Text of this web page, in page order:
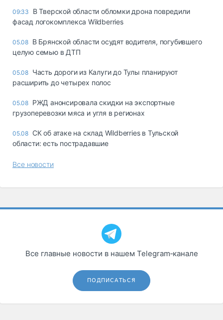
09:33
В Тверской области обломки дрона повредили
фасад логокомплекса Wildberries
05.08 В Брянской области осудят водителя, погубившего
целую семью в ДТП
05.08 Часть дороги из Калуги до Тулы планируют
расширить до четырех полос
05.08 РЖД анонсировала скидки на экспортные
грузоперевозки мяса и угля в регионах
05.08 СК об атаке на склад Wildberries в Тульской
области: есть пострадавшие
Все новости
Все главные новости в нашем Telegram‑канале
ПОДПИСАТЬСЯ